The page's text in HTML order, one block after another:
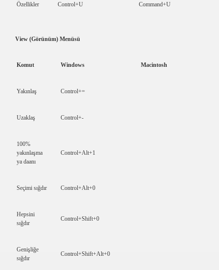
Özellikler Control+U Command+U
View (Görünüm) Menüsü
Komut Windows Macintosh
Yakınlaş Control+=
Uzaklaş Control+-
100%
yakınlaşma
ya daanı
Control+Alt+1
Seçimi sığdır Control+Alt+0
Hepsini
sığdır
Control+Shift+0
Genişliğe
sığdır
Control+Shift+Alt+0